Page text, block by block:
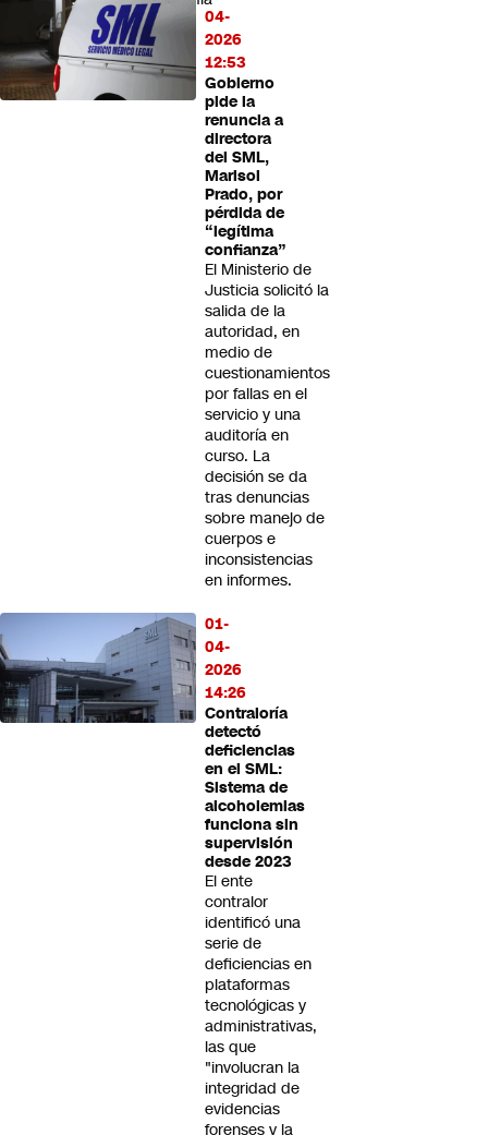
04-
2026
12:53
Gobierno
pide la
renuncia a
directora
del SML,
Marisol
Prado, por
pérdida de
“legítima
confianza”
El Ministerio de
Justicia solicitó la
salida de la
autoridad, en
medio de
cuestionamientos
por fallas en el
servicio y una
auditoría en
curso. La
decisión se da
tras denuncias
sobre manejo de
cuerpos e
inconsistencias
en informes.
01-
04-
2026
14:26
Contraloría
detectó
deficiencias
en el SML:
Sistema de
alcoholemias
funciona sin
supervisión
desde 2023
El ente
contralor
identificó una
serie de
deficiencias en
plataformas
tecnológicas y
administrativas,
las que
"involucran la
integridad de
evidencias
forenses y la